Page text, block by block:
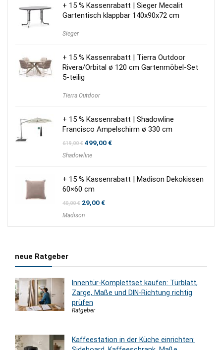
+ 15 % Kassenrabatt | Sieger Mecalit
Gartentisch klappbar 140x90x72 cm
Sieger
+ 15 % Kassenrabatt | Tierra Outdoor
Rivera/Orbital ø 120 cm Gartenmöbel-Set
5-teilig
Tierra Outdoor
+ 15 % Kassenrabatt | Shadowline
Francisco Ampelschirm ø 330 cm
619,00€ Ursprünglicher
war:
499,00€Aktueller
Shadowline
+ 15 % Kassenrabatt | Madison Dekokissen
60×60 cm
40,00€ Ursprünglicher
war:
29,00€Aktueller
Madison
neue Ratgeber
Innentür-Komplettset kaufen: Türblatt,
Zarge, Maße und DIN-Richtung richtig
prüfen
Ratgeber
Kaffeestation in der Küche einrichten: